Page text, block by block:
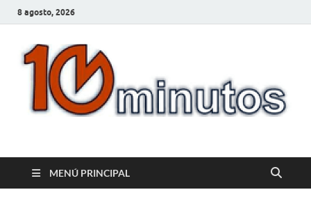
8 agosto, 2026
10minutos.com.uy
MENÚ PRINCIPAL